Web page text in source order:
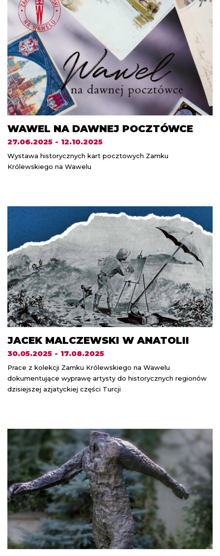
WAWEL NA DAWNEJ POCZTÓWCE
27.06.2025 - 12.10.2025
Wystawa historycznych kart pocztowych Zamku
Królewskiego na Wawelu
JACEK MALCZEWSKI W ANATOLII
30.05.2025 - 17.08.2025
Prace z kolekcji Zamku Królewskiego na Wawelu
dokumentujące wyprawę artysty do historycznych regionów
dzisiejszej azjatyckiej części Turcji